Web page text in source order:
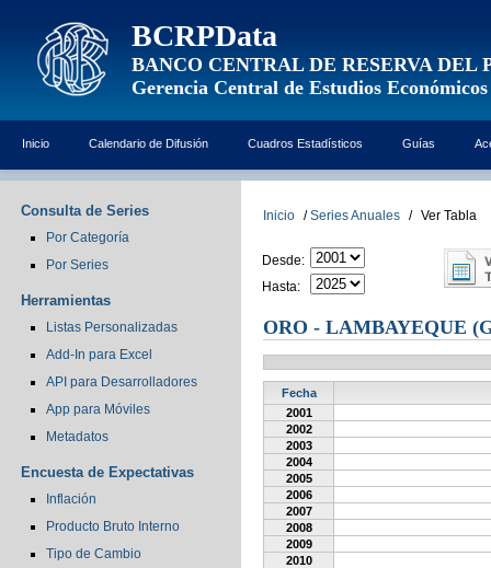
BCRPData
BANCO CENTRAL DE RESERVA DEL
Gerencia Central de Estudios Económicos
Inicio Calendario de Difusión Cuadros Estadísticos Guías
Consulta de Series
Por Categoría
Por Series
Herramientas
Listas Personalizadas
Add-In para Excel
API para Desarrolladores
App para Móviles
Metadatos
Encuesta de Expectativas
Inflación
Producto Bruto Interno
Tipo de Cambio
Inicio / Series Anuales / Ver Tabla
Desde:
Hasta:
ORO - LAMBAYEQUE
Fecha
2001
2002
2003
2004
2005
2006
2007
2008
2009
2010